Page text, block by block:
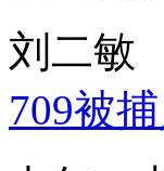
刘二敏
709被